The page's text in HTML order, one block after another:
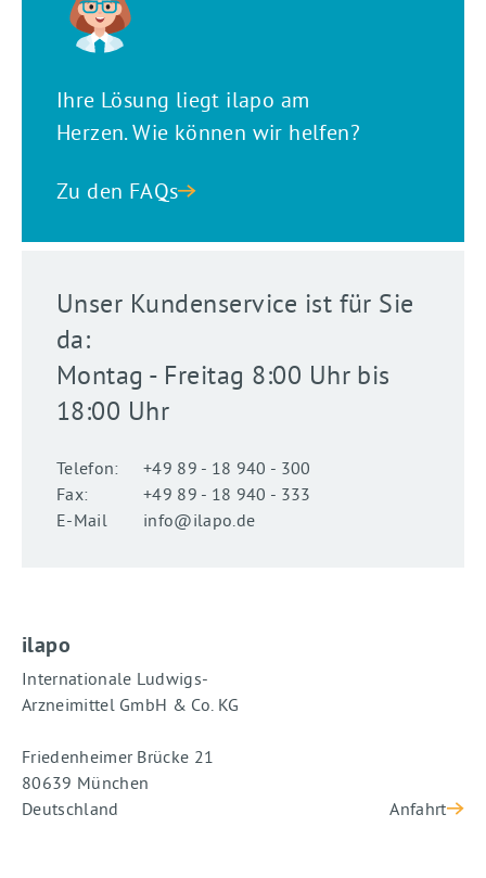
Ihre Lösung liegt ilapo am
Herzen. Wie können wir helfen?
Zu den FAQs
Unser Kundenservice ist für Sie
da:
Montag - Freitag 8:00 Uhr bis
18:00 Uhr
Telefon:
+49 89 - 18 940 - 300
Fax:
+49 89 - 18 940 - 333
E-Mail
info@ilapo.de
ilapo
Internationale Ludwigs-
Arzneimittel GmbH & Co. KG
Friedenheimer Brücke 21
80639 München
Deutschland
Anfahrt